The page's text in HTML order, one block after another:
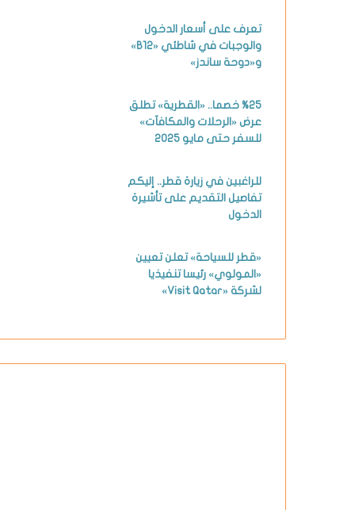
تعرف على أسعار الدخول
والوجبات في شاطئي «B12»
و«دوحة ساندز»
%25 خصما.. «القطرية» تطلق
عرض «الرحلات والمكافآت»
للسفر حتى مايو 2025
للراغبين في زيارة قطر.. إليكم
تفاصيل التقديم على تأشيرة
الدخول
«قطر للسياحة» تعلن تعيين
«المولوي» رئيسا تنفيذيا
لشركة «Visit Qatar»